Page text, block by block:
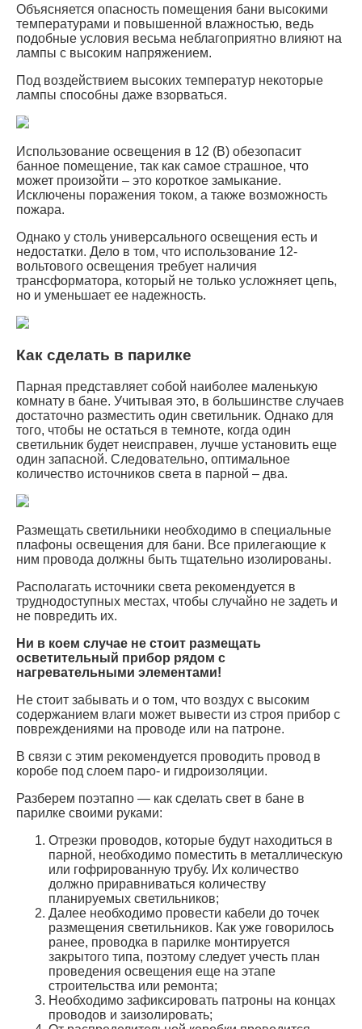
Объясняется опасность помещения бани высокими
температурами и повышенной влажностью, ведь
подобные условия весьма неблагоприятно влияют на
лампы с высоким напряжением.
Под воздействием высоких температур некоторые
лампы способны даже взорваться.
Использование освещения в 12 (В) обезопасит
банное помещение, так как самое страшное, что
может произойти – это короткое замыкание.
Исключены поражения током, а также возможность
пожара.
Однако у столь универсального освещения есть и
недостатки. Дело в том, что использование 12-
вольтового освещения требует наличия
трансформатора, который не только усложняет цепь,
но и уменьшает ее надежность.
Как сделать в парилке
Парная представляет собой наиболее маленькую
комнату в бане. Учитывая это, в большинстве случаев
достаточно разместить один светильник. Однако для
того, чтобы не остаться в темноте, когда один
светильник будет неисправен, лучше установить еще
один запасной. Следовательно, оптимальное
количество источников света в парной – два.
Размещать светильники необходимо в специальные
плафоны освещения для бани. Все прилегающие к
ним провода должны быть тщательно изолированы.
Располагать источники света рекомендуется в
труднодоступных местах, чтобы случайно не задеть и
не повредить их.
Ни в коем случае не стоит размещать
осветительный прибор рядом с
нагревательными элементами!
Не стоит забывать и о том, что воздух с высоким
содержанием влаги может вывести из строя прибор с
повреждениями на проводе или на патроне.
В связи с этим рекомендуется проводить провод в
коробе под слоем паро- и гидроизоляции.
Разберем поэтапно — как сделать свет в бане в
парилке своими руками:
Отрезки проводов, которые будут находиться в
парной, необходимо поместить в металлическую
или гофрированную трубу. Их количество
должно приравниваться количеству
планируемых светильников;
Далее необходимо провести кабели до точек
размещения светильников. Как уже говорилось
ранее, проводка в парилке монтируется
закрытого типа, поэтому следует учесть план
проведения освещения еще на этапе
строительства или ремонта;
Необходимо зафиксировать патроны на концах
проводов и заизолировать;